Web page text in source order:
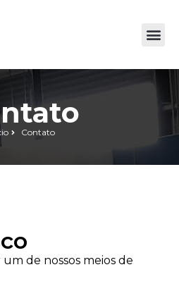
Contato
de nossos meios de